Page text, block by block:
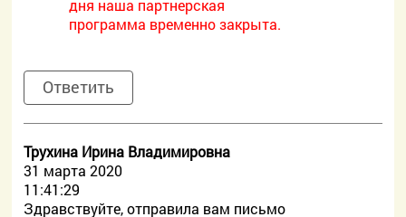
дня наша партнерская
программа временно закрыта.
Ответить
Трухина Ирина Владимировна
31 марта 2020
11:41:29
Здравствуйте, отправила вам письмо